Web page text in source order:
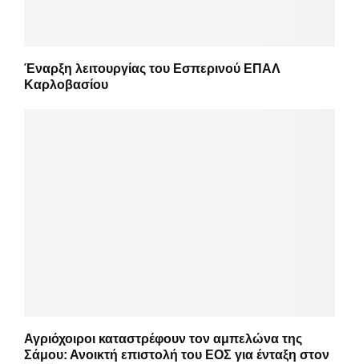
Έναρξη λειτουργίας του Εσπερινού ΕΠΑΛ
Καρλοβασίου
Αγριόχοιροι καταστρέφουν τον αμπελώνα της
Σάμου: Ανοικτή επιστολή του ΕΟΣ για ένταξη στον